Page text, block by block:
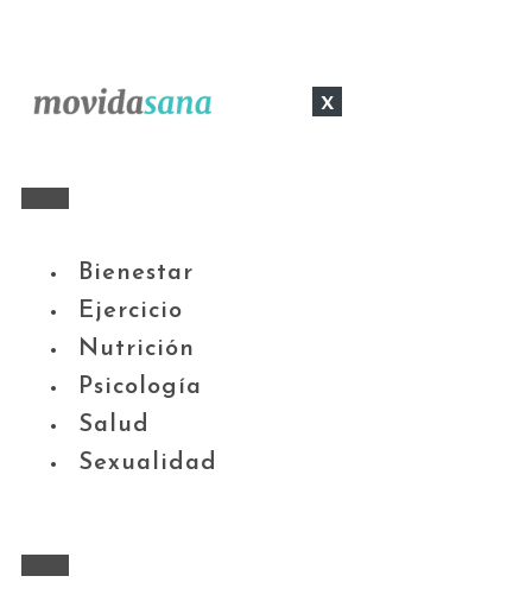
x
Bienestar
Ejercicio
Nutrición
Psicología
Salud
Sexualidad